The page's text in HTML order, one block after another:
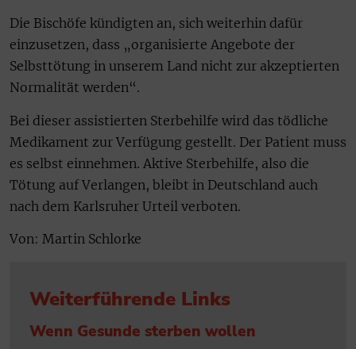
Die Bischöfe kündigten an, sich weiterhin dafür
einzusetzen, dass „organisierte Angebote der
Selbsttötung in unserem Land nicht zur akzeptierten
Normalität werden“.
Bei dieser assistierten Sterbehilfe wird das tödliche
Medikament zur Verfügung gestellt. Der Patient muss
es selbst einnehmen. Aktive Sterbehilfe, also die
Tötung auf Verlangen, bleibt in Deutschland auch
nach dem Karlsruher Urteil verboten.
Von: Martin Schlorke
Weiterführende Links
Wenn Gesunde sterben wollen